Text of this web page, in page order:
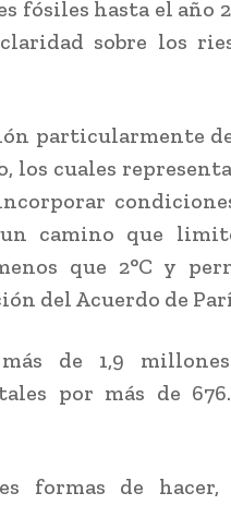
fósiles hasta el año
sobre los
particularmente
los cuales
un camino que
que 2°C y
del Acuerdo de
de 1,9
por más de
formas de hacer,